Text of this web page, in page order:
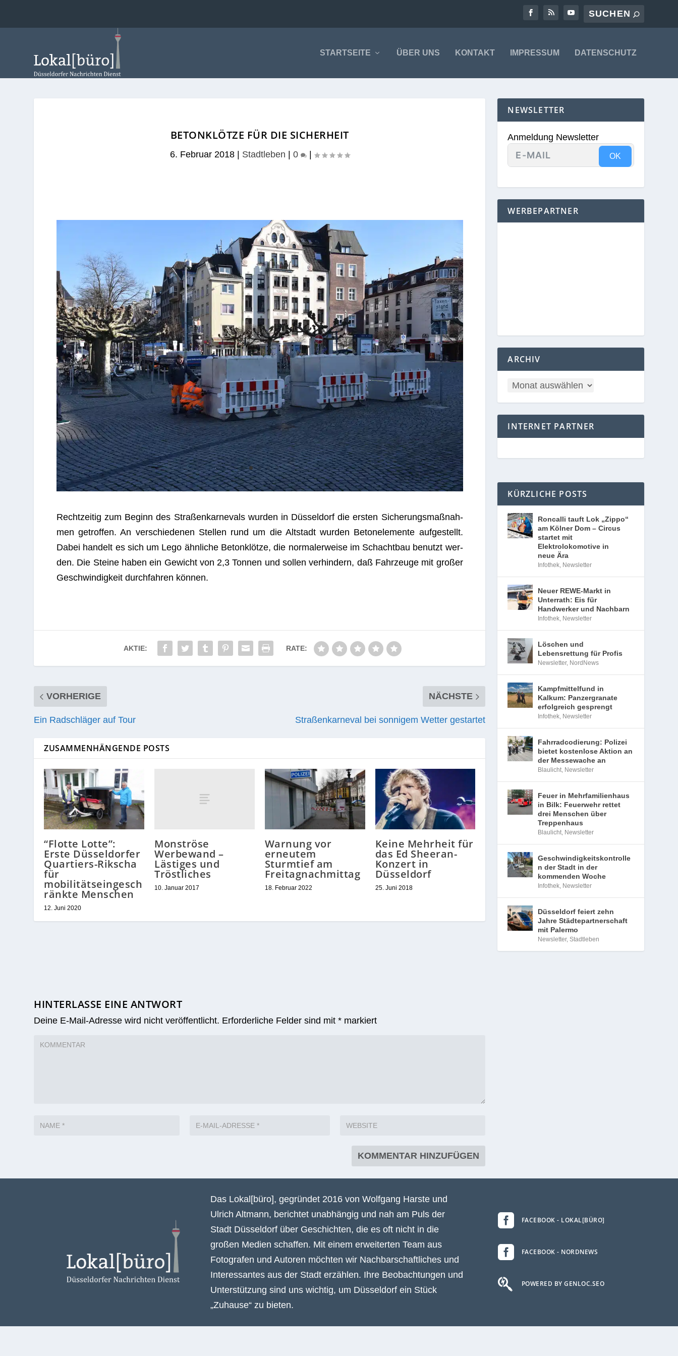
STARTSEITE ÜBER UNS KONTAKT IMPRESSUM DATENSCHUTZ
BETONKLÖTZE FÜR DIE SICHERHEIT
6. Februar 2018| Stadtleben 0 |
Recht­zei­tig zum Beginn des Stra­ßen­kar­ne­vals wur­den in Düs­sel­dorf die ers­ten Siche­rungs­maß­nah­
men getrof­fen. An ver­schie­de­nen Stel­len rund um die Alt­stadt wur­den Beton­ele­mente auf­ge­stellt.
den. Die Steine haben ein Gewicht von 2,3 Ton­nen und sol­len ver­hin­dern, daß Fahr­zeuge mit gro­ßer
AKTIE: RATE:
VORHERIGE
Ein Radschläger auf Tour
NÄCHSTE
Straßenkarneval bei sonnigem Wetter gestartet
ZUSAMMENHÄNGENDE POSTS
Quartiers-Rikscha
für
mobilitätseingesch
12. Juni 2020
Lästiges und
Tröstliches
10. Januar 2017 18. Februar 2022 25. Juni 2018
markiert
NEWSLETTER
Anmeldung Newsletter
OK
WERBEPARTNER
ARCHIV
INTERNET PARTNER
KÜRZLICHE POSTS
Roncalli tauft Lok „Zippo“
am Kölner Dom – Circus
startet mit
Elektrolokomotive in
neue Ära
Infothek, Newsletter
Neuer REWE-Markt in
Unterrath: Eis für
Handwerker und Nachbarn
Infothek, Newsletter
Löschen und
Lebensrettung für Profis
Newsletter, NordNews
Kampfmittelfund in
Kalkum: Panzergranate
erfolgreich gesprengt
Infothek, Newsletter
Fahrradcodierung: Polizei
bietet kostenlose Aktion an
der Messewache an
Blaulicht, Newsletter
Feuer in Mehrfamilienhaus
in Bilk: Feuerwehr rettet
drei Menschen über
Treppenhaus
Blaulicht, Newsletter
Geschwindigkeitskontrolle
n der Stadt in der
kommenden Woche
Infothek, Newsletter
Düsseldorf feiert zehn
Jahre Städtepartnerschaft
mit Palermo
Newsletter,Stadtleben